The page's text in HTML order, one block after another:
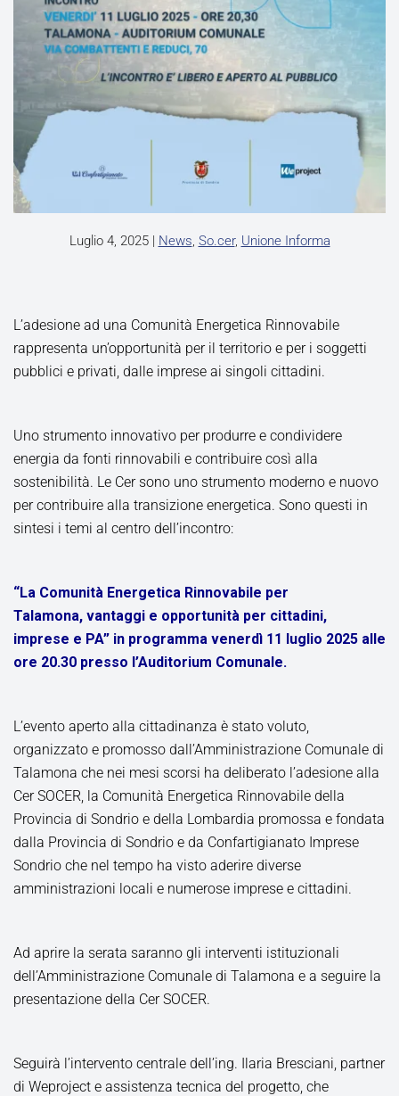
Luglio 4, 2025| News, So.cer, Unione Informa
L’adesione ad una Comunità Energetica Rinnovabile
rappresenta un’opportunità per il territorio e per i soggetti
pubblici e privati, dalle imprese ai singoli cittadini.
Uno strumento innovativo per produrre e condividere
energia da fonti rinnovabili e contribuire così alla
sostenibilità. Le Cer sono uno strumento moderno e nuovo
per contribuire alla transizione energetica. Sono questi in
sintesi i temi al centro dell’incontro:
“La Comunità Energetica Rinnovabile per
Talamona, vantaggi e opportunità per cittadini,
imprese e PA” in programma venerdì 11 luglio 2025 alle
ore 20.30 presso l’Auditorium Comunale.
L’evento aperto alla cittadinanza è stato voluto,
organizzato e promosso dall’Amministrazione Comunale di
Talamona che nei mesi scorsi ha deliberato l’adesione alla
Cer SOCER, la Comunità Energetica Rinnovabile della
Provincia di Sondrio e della Lombardia promossa e fondata
dalla Provincia di Sondrio e da Confartigianato Imprese
Sondrio che nel tempo ha visto aderire diverse
amministrazioni locali e numerose imprese e cittadini.
Ad aprire la serata saranno gli interventi istituzionali
dell’Amministrazione Comunale di Talamona e a seguire la
presentazione della Cer SOCER.
Seguirà l’intervento centrale dell’ing. Ilaria Bresciani, partner
di Weproject e assistenza tecnica del progetto, che